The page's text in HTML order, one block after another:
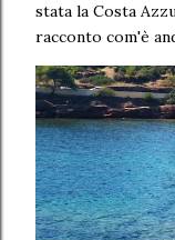
stata la Costa
racconto com'è